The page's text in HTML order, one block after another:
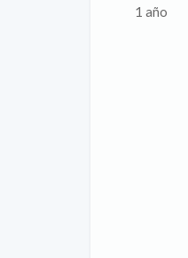
1 año